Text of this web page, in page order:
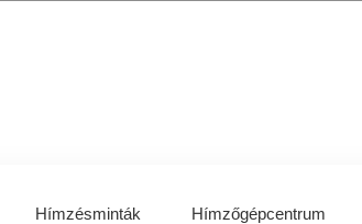
Hímzésminták Hímzőgépcentrum